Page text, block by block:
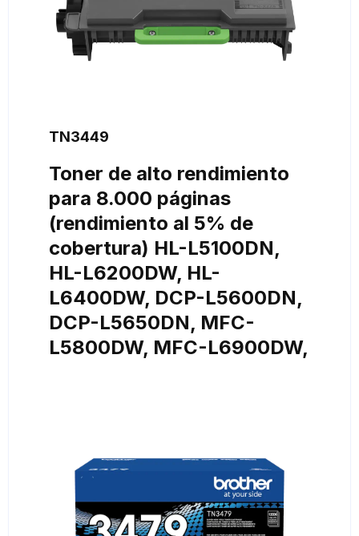
TN3449
Toner de alto rendimiento
para 8.000 páginas
(rendimiento al 5% de
cobertura) HL-L5100DN,
HL-L6200DW, HL-
L6400DW, DCP-L5600DN,
DCP-L5650DN, MFC-
L5800DW, MFC-L6900DW,